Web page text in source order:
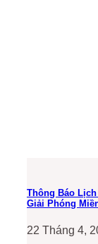
Thông Báo
Giải Phóng
22 Tháng 4,